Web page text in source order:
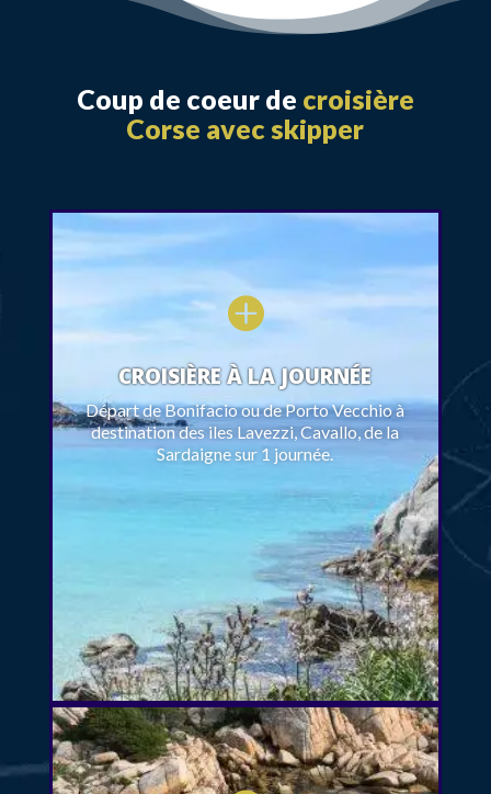
Coup de coeur de croisière
Corse avec skipper

CROISIÈRE À LA JOURNÉE
Départ de Bonifacio ou de Porto Vecchio à
destination des iles Lavezzi, Cavallo, de la
Sardaigne sur 1 journée.